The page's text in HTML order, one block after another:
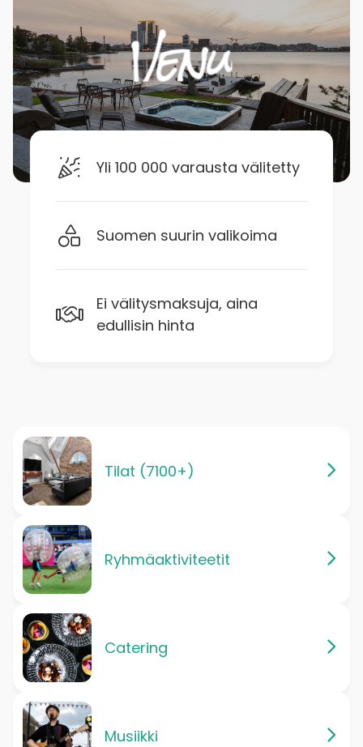
Yli 100 000 varausta välitetty
Suomen suurin valikoima
Ei välitysmaksuja, aina
edullisin hinta
Tilat (7100+)
Ryhmäaktiviteetit
Catering
Musiikki